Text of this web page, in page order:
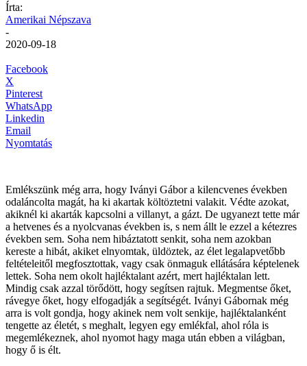
Írta:
Amerikai Népszava
-
2020-09-18
Facebook
X
Pinterest
WhatsApp
Linkedin
Email
Nyomtatás
Emlékszünk még arra, hogy Iványi Gábor a kilencvenes években
odaláncolta magát, ha ki akartak költöztetni valakit. Védte azokat,
akiknél ki akarták kapcsolni a villanyt, a gázt. De ugyanezt tette már
a hetvenes és a nyolcvanas években is, s nem állt le ezzel a kétezres
években sem. Soha nem hibáztatott senkit, soha nem azokban
kereste a hibát, akiket elnyomtak, üldöztek, az élet legalapvetőbb
feltételeitől megfosztottak, vagy csak önmaguk ellátására képtelenek
lettek. Soha nem okolt hajléktalant azért, mert hajléktalan lett.
Mindig csak azzal törődött, hogy segítsen rajtuk. Megmentse őket,
rávegye őket, hogy elfogadják a segítségét. Iványi Gábornak még
arra is volt gondja, hogy akinek nem volt senkije, hajléktalanként
tengette az életét, s meghalt, legyen egy emlékfal, ahol róla is
megemlékeznek, ahol nyomot hagy maga után ebben a világban,
hogy ő is élt.